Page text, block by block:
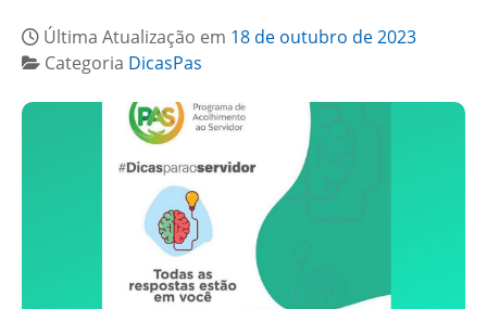
Última Atualização em 18 de outubro de 2023
Categoria DicasPas